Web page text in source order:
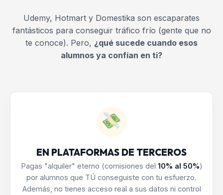
Udemy, Hotmart y Domestika son escaparates
fantásticos para conseguir tráfico frío (gente que no
te conoce). Pero, ¿qué sucede cuando esos
alumnos ya confían en ti?
EN PLATAFORMAS DE TERCEROS
Pagas "alquiler" eterno (comisiones del 10% al 50%)
por alumnos que TÚ conseguiste con tu esfuerzo.
Además, no tienes acceso real a sus datos ni control